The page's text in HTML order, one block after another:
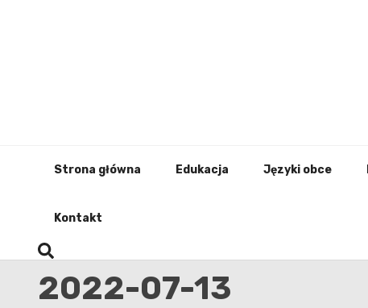
Strona główna Edukacja Języki obce
Kontakt
2022-07-13